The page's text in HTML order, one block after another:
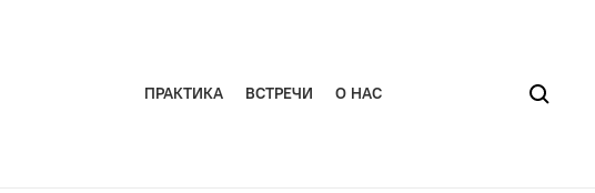
ПРАКТИКА ВСТРЕЧИ О НАС